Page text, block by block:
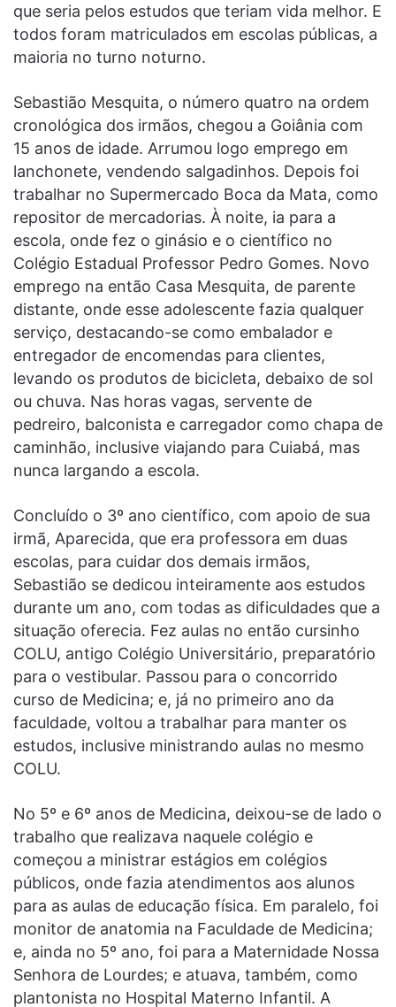
que seria pelos estudos que teriam vida melhor. E
todos foram matriculados em escolas públicas, a
maioria no turno noturno.
Sebastião Mesquita, o número quatro na ordem
cronológica dos irmãos, chegou a Goiânia com
15 anos de idade. Arrumou logo emprego em
lanchonete, vendendo salgadinhos. Depois foi
trabalhar no Supermercado Boca da Mata, como
repositor de mercadorias. À noite, ia para a
escola, onde fez o ginásio e o científico no
Colégio Estadual Professor Pedro Gomes. Novo
emprego na então Casa Mesquita, de parente
distante, onde esse adolescente fazia qualquer
serviço, destacando-se como embalador e
entregador de encomendas para clientes,
levando os produtos de bicicleta, debaixo de sol
ou chuva. Nas horas vagas, servente de
pedreiro, balconista e carregador como chapa de
caminhão, inclusive viajando para Cuiabá, mas
nunca largando a escola.
Concluído o 3º ano científico, com apoio de sua
irmã, Aparecida, que era professora em duas
escolas, para cuidar dos demais irmãos,
Sebastião se dedicou inteiramente aos estudos
durante um ano, com todas as dificuldades que a
situação oferecia. Fez aulas no então cursinho
COLU, antigo Colégio Universitário, preparatório
para o vestibular. Passou para o concorrido
curso de Medicina; e, já no primeiro ano da
faculdade, voltou a trabalhar para manter os
estudos, inclusive ministrando aulas no mesmo
COLU.
No 5º e 6º anos de Medicina, deixou-se de lado o
trabalho que realizava naquele colégio e
começou a ministrar estágios em colégios
públicos, onde fazia atendimentos aos alunos
para as aulas de educação física. Em paralelo, foi
monitor de anatomia na Faculdade de Medicina;
e, ainda no 5º ano, foi para a Maternidade Nossa
Senhora de Lourdes; e atuava, também, como
plantonista no Hospital Materno Infantil. A